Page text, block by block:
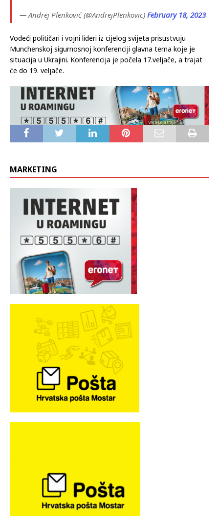
— Andrej Plenković (@AndrejPlenkovic) February 18, 2023
Vodeći političari i vojni lideri iz cijelog svijeta prisustvuju
Munchenskoj sigurnosnoj konferenciji glavna tema koje je
situacija u Ukrajini. Konferencija je počela 17.veljače, a trajat
će do 19. veljače.
MARKETING